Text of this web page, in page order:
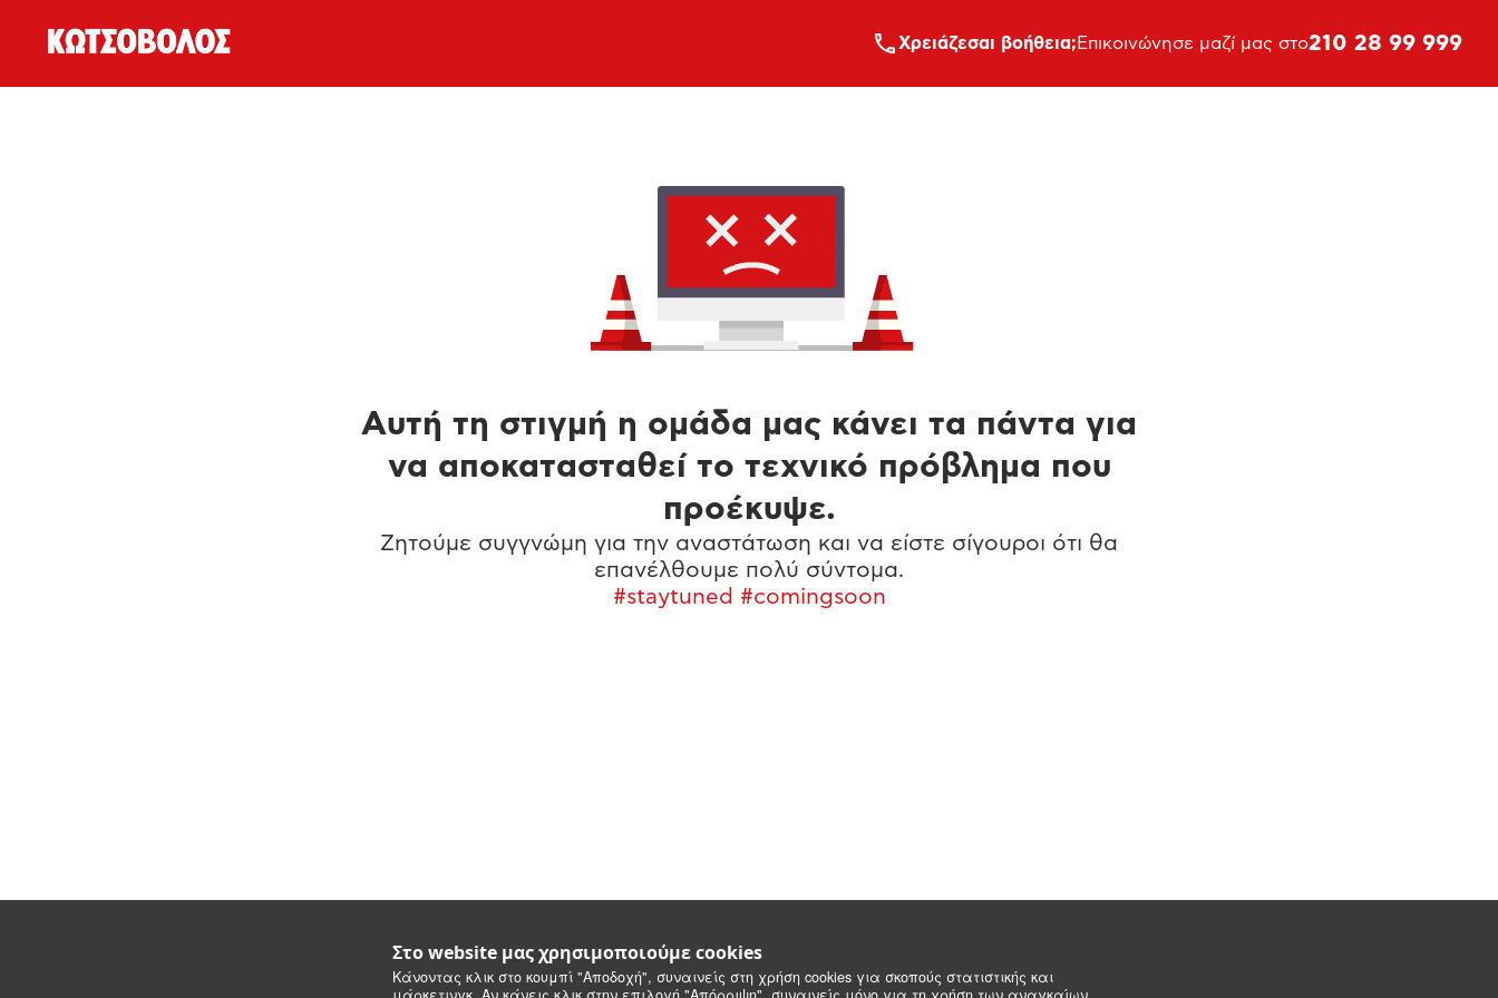
Στο website μας χρησιμοποιούμε cookies
Κάνοντας κλικ στο κουμπί "Αποδοχή", συναινείς στη χρήση cookies για σκοπούς στατιστικής και
Xρειάζεσαι βοήθεια; Επικοινώνησε μαζί μας στο210 28 99 999
Αυτή τη στιγμή η ομάδα μας κάνει τα πάντα για
να αποκατασταθεί το τεχνικό πρόβλημα που
προέκυψε.
Ζητούμε συγγνώμη για την αναστάτωση και να είστε σίγουροι ότι θα
επανέλθουμε πολύ σύντομα.
#staytuned #comingsoon